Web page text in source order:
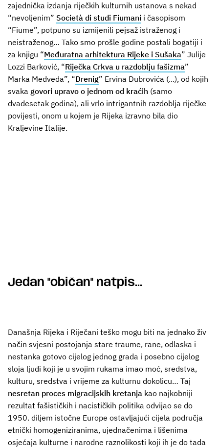
zajednička izdanja riječkih kulturnih ustanova s nekad
“nevoljenim” Società di studi Fiumani i časopisom
“Fiume”, potpuno su izmijenili pejsaž istraženog i
neistraženog… Tako smo prošle godine postali bogatiji i
za knjigu “Međuratna arhitektura Rijeke i Sušaka” Julije
Lozzi Barković, “Riječka Crkva u razdoblju fašizma”
Marka Medveda”, “Drenig” Ervina Dubrovića (...), od kojih
svaka govori upravo o jednom od kraćih (samo
dvadesetak godina), ali vrlo intrigantnih razdoblja riječke
povijesti, onom u kojem je Rijeka izravno bila dio
Kraljevine Italije.
Jedan "običan" natpis...
Današnja Rijeka i Riječani teško mogu biti na jednako živ
način svjesni postojanja stare traume, rane, odlaska i
nestanka gotovo cijelog jednog grada i posebno cijelog
sloja ljudi koji je u svojim rukama imao moć, sredstva,
kulturu, sredstva i vrijeme za kulturnu dokolicu… Taj
nesretan proces migracijskih kretanja kao najkobniji
rezultat fašističkih i nacističkih politika odvijao se do
1950. diljem istočne Europe ostavljajući cijela područja
etnički homogeniziranima, ujednačenima i lišenima
osjećaja kulturne i narodne raznolikosti koji ih je do tada